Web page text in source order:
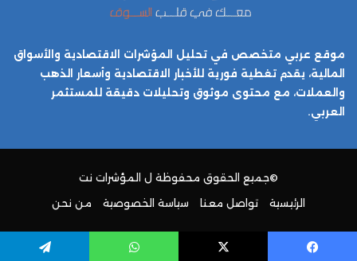
موقع عربي متخصص في تحليل المؤشرات الاقتصادية والأسواق
المالية، يقدم تغطية فورية للأخبار الاقتصادية وأسعار الذهب
والعملات، مع محتوى موثوق وتحليلات دقيقة للمستثمر
العربي.
©جميع الحقوق محفوظة ل المؤشرات نت
الرئيسية
تواصل معنا سياسة الخصوصية من نحن